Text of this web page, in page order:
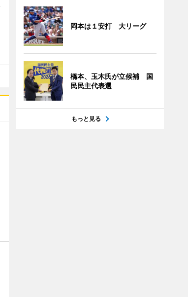
岡本は１安打 大リーグ
橋本、玉木氏が立候補 国
民民主代表選
もっと見る